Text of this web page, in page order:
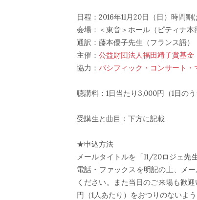
日程：2016年11月20日（日）時間割
会場：＜東音＞ホール（ピティナ
通訳：藤本優子先生（フランス語）
主催： 公益財団法人福田靖子賞基金
協力： パシフィック・コンサート・
聴講料：1日当たり3,000円（1日の
受講生と曲目：下方に記載
★申込方法
メールタイトルを「11/20ロジェ先
電話・ファックスを明記の上、メ
ください。また当日のご来場も歓
円（1人あたり）をおつりのないよ